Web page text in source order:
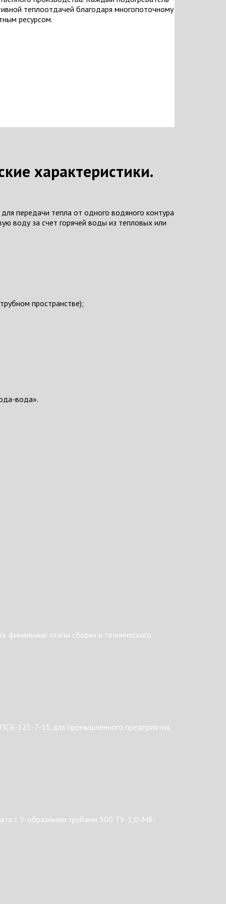
теплоотдачей благодаря многопоточному
ресурсом.
характеристики.
передачи тепла от одного водяного контура
воду за счет горячей воды из тепловых или
пространстве);
вода».
этапы сборки и технического
125-7-15 для промышленного предприятия,
с У-образными трубами 500 ТУ-1,0-М8-